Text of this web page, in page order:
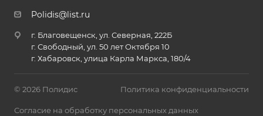
Polidis@list.ru
г. Благовещенск, ул. Северная, 222Б
г. Свободный, ул. 50 лет Октября 10
г. Хабаровск, улица Карла Маркса, 180/4
© 2026 Полидис Политика конфиденциальности
Согласие на обработку персональных данных